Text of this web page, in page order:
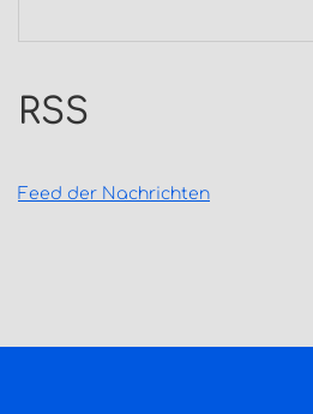
RSS
Feed der Nachrichten